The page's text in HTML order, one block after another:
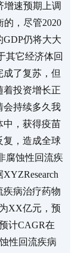
增速预期上调
的，尽管2020
仍将大大
其它经济体回
了复苏，但
着投资增长正
会持续多久我
中，获得疫苗
复，造成全球
腐蚀性回流疾
疾病治疗药物
XX亿元，预
计CAGR在
性回流疾病